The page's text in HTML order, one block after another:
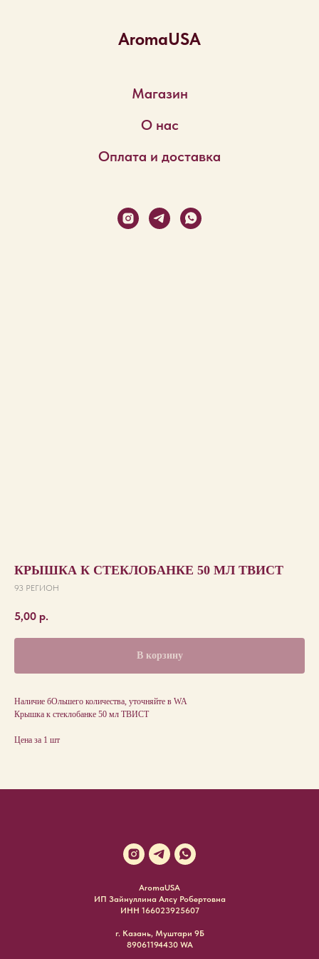
AromaUSA
Магазин
О нас
Оплата и доставка
КРЫШКА К СТЕКЛОБАНКЕ 50 МЛ ТВИСТ
93 РЕГИОН
5,00 р.
В корзину
Наличие бОльшего количества, уточняйте в WA
Крышка к стеклобанке 50 мл ТВИСТ
Цена за 1 шт
AromaUSA
ИП Зайнуллина Алсу Робертовна
ИНН 166023925607
г. Казань, Муштари 9Б
89061194430 WA